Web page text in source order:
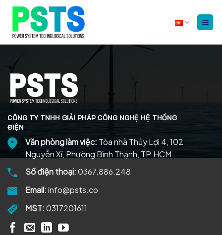
dung
CÔNG TY TNHH GIẢI PHÁP CÔNG NGHỆ HỆ THỐNG
ĐIỆN
Văn phòng làm việc: Tòa nhà Thủy Lợi 4, 102
Nguyễn Xí, Phường Bình Thạnh, TP.HCM
Số điện thoại:0367.886.248
Email:info@psts.co
MST:0317201611